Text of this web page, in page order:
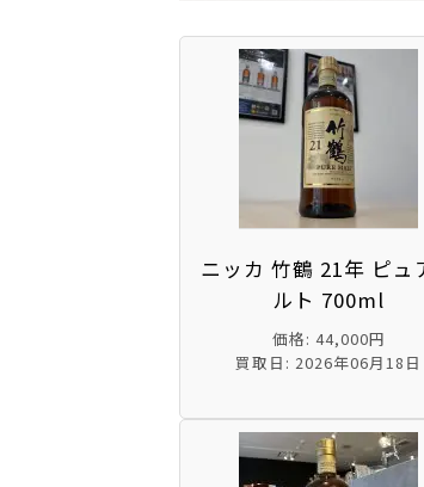
ニッカ 竹鶴 21年 ピュ
ルト 700ml
価格: 44,000円
買取日: 2026年06月18日